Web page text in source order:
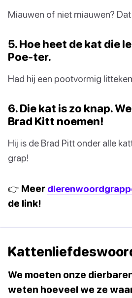
Miauwen of niet miauwen?
5. Hoe heet de kat die
Poe-ter.
Had hij een pootvormig
6. Die kat is zo knap.
Brad Kitt noemen!
Hij is de Brad Pitt onder alle
grap!
👉 Meer
de link!
We moeten onze
weten hoeveel we ze